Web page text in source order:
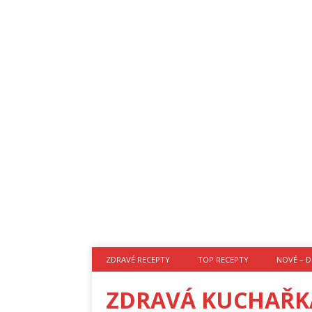
ZDRAVÉ RECEPTY TOP RECEPTY NOVÉ –
ZDRAVÁ